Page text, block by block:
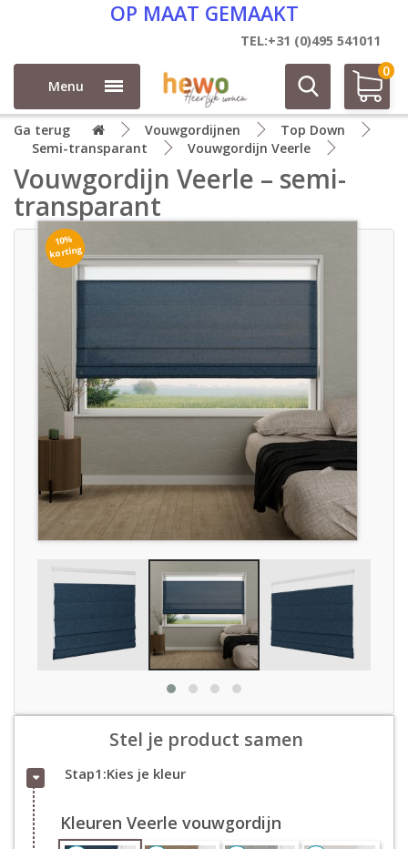
OP MAAT GEMAAKT
TEL:+31 (0)495 541011
Menu
0
Ga terug Vouwgordijnen
Top Down
Semi-transparant
Vouwgordijn Veerle
Vouwgordijn Veerle – semi-
transparant
10%
korting
Stel je product samen
Stap1:Kies je kleur
Kleuren Veerle vouwgordijn